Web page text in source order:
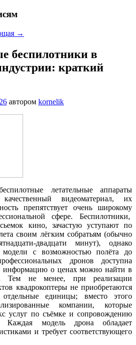
→
беспилотники в
краткий
автором kornelik
летательные аппараты
видеоматериал, их
препятствует очень широкому
сфере. Беспилотники,
кино, зачастую уступают по
своим лёгким собратьям (обычно
двадцати минут), однако
модели с возможностью полёта до
дронов доступна
информацию о ценах можно найти в
Тем не менее, при реализации
квадрокоптеры не приобретаются
единицы; вместо этого
компании, которые
услуг по съёмке и сопровождению
Каждая модель дрона обладает
и требует соответствующего